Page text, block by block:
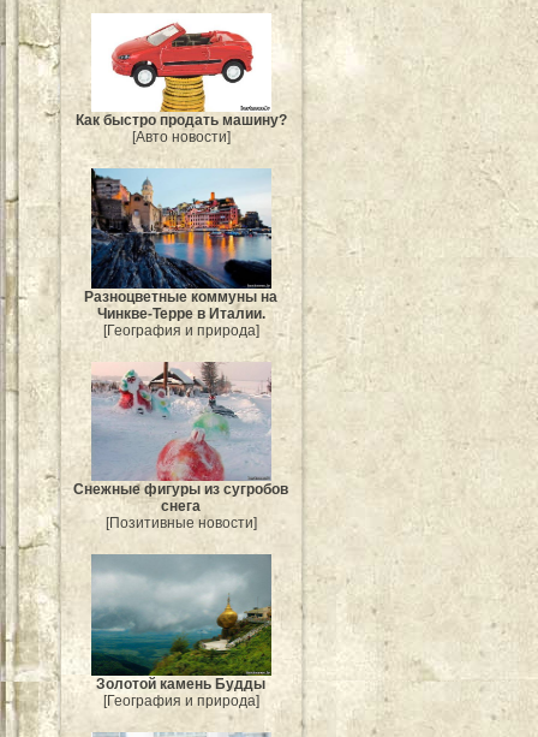
Как быстро продать машину?
[Авто новости]
Разноцветные коммуны на
Чинкве-Терре в Италии.
[География и природа]
Снежные фигуры из сугробов
снега
[Позитивные новости]
Золотой камень Будды
[География и природа]